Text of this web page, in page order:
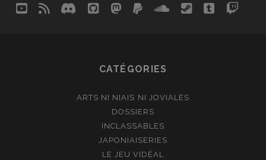
youtube
rss discord
githubmastodon
paypalsoundcloud
steamtumblr
CATÉGORIES
ARTS NI NIAIS NI JOVIALES
DOSSIERS
INCLASSABLES
JAPONIAISERIES
LE JEU VIDÉAL